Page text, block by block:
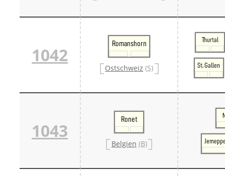
1042
Romanshorn
Ostschweiz (S)
Thurtal
St. Gallen
1043
Ronet
Belgien (B)